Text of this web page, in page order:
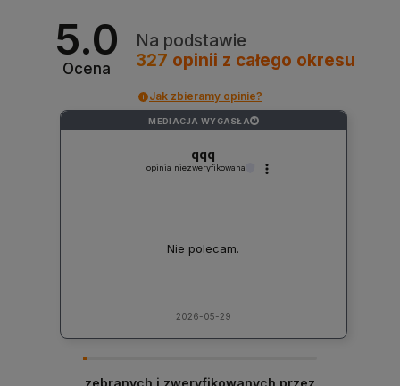
5.0
Ocena
Na podstawie
327 opinii z całego okresu
Jak zbieramy opinie?
MEDIACJA WYGASŁA ?
qqq
opinia niezweryfikowana
Nie polecam.
2026-05-29